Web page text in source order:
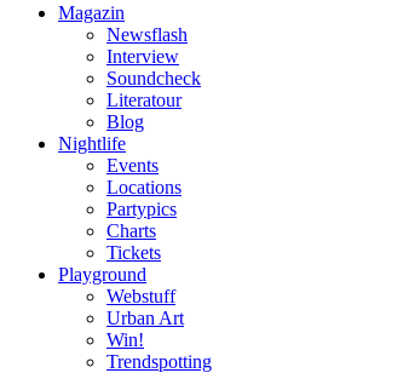
Magazin
Newsflash
Interview
Soundcheck
Literatour
Blog
Nightlife
Events
Locations
Partypics
Charts
Tickets
Playground
Webstuff
Urban Art
Win!
Trendspotting